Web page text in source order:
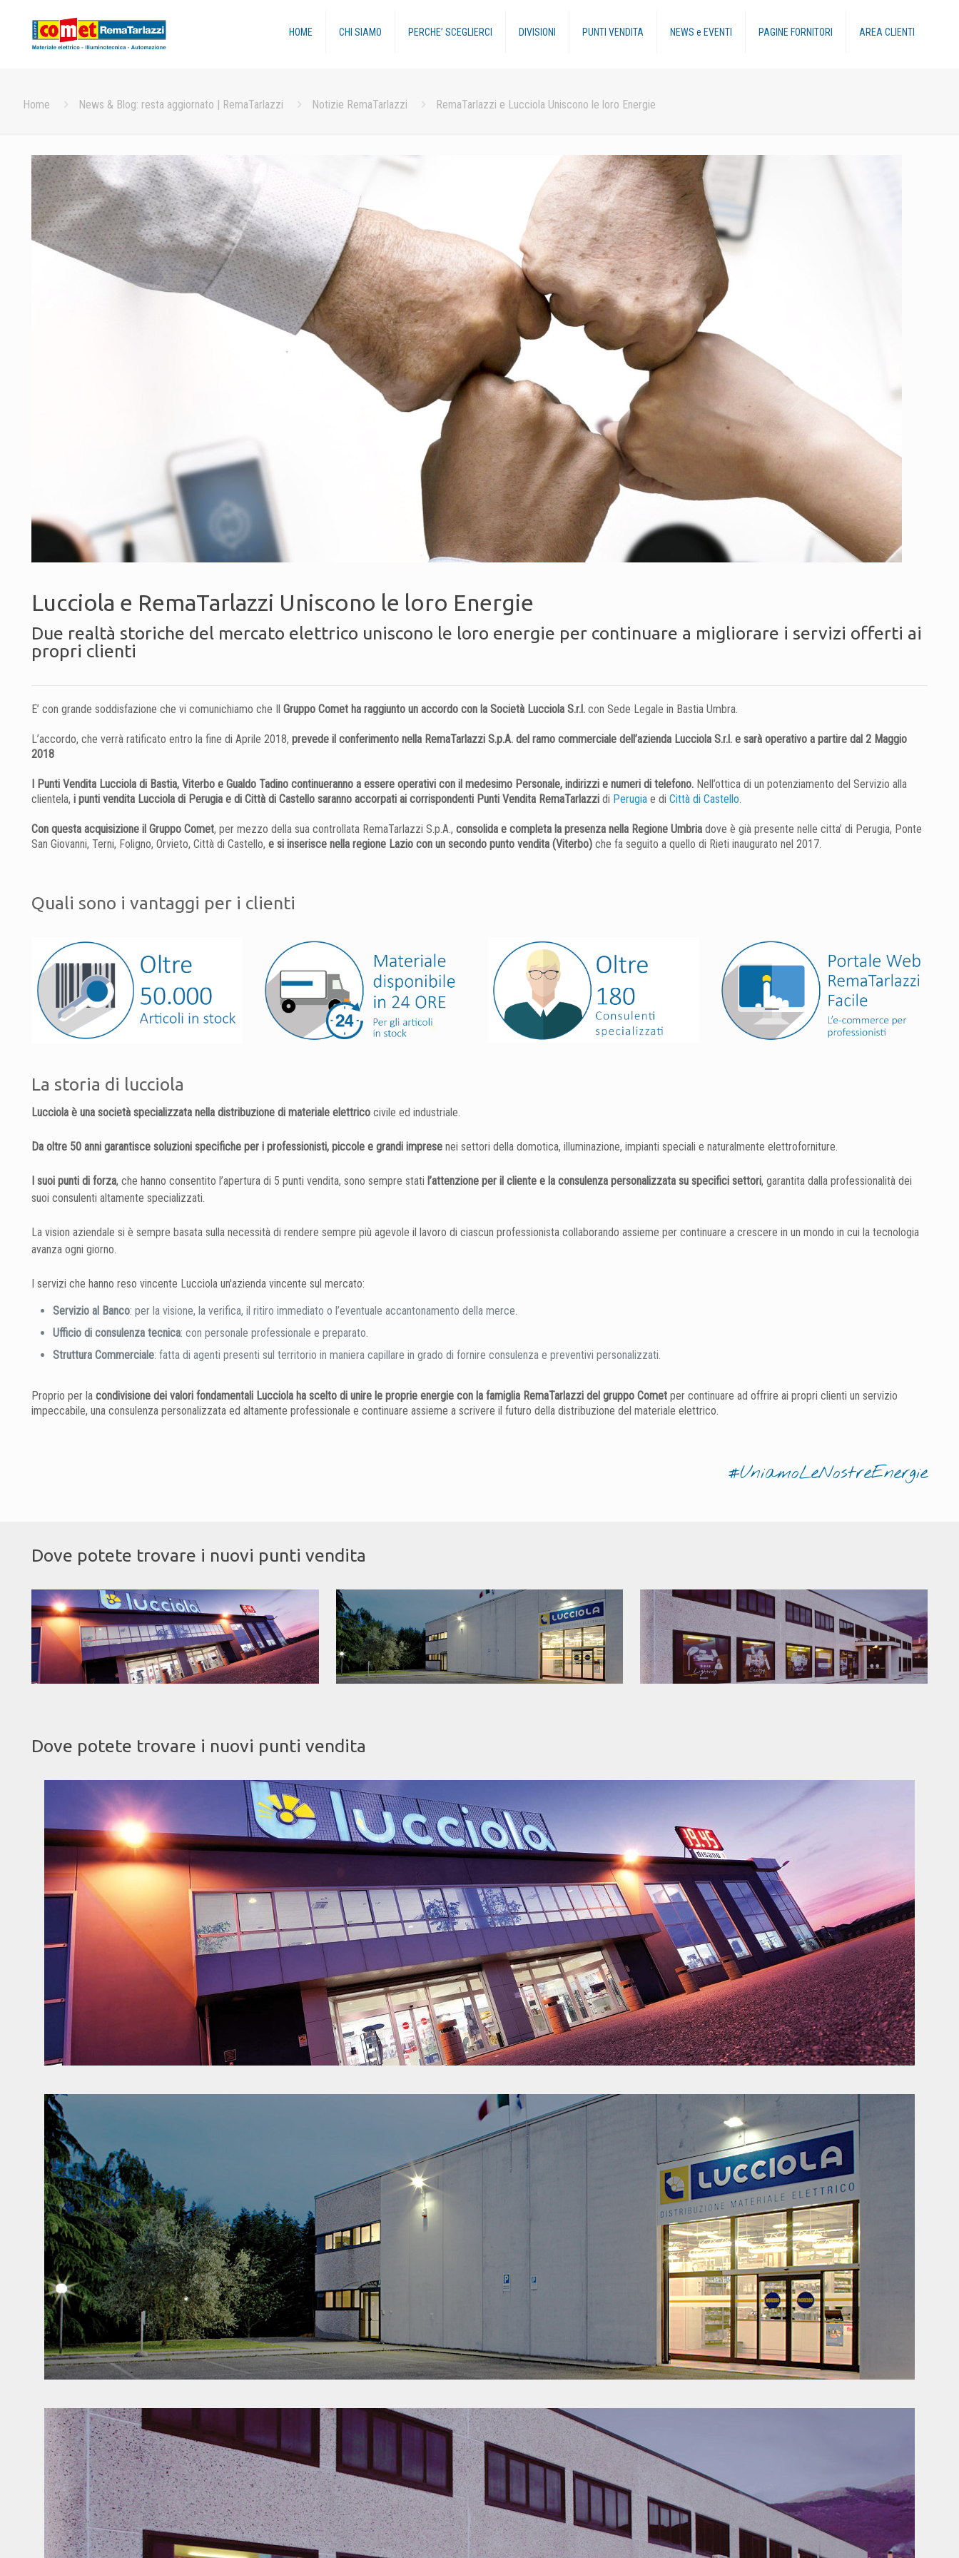
HOME CHI SIAMO PERCHE’ SCEGLIERCI DIVISIONI PUNTI VENDITA NEWS e EVENTI PAGINE FORNITORI AREA CLIENTI
Home News & Blog: resta aggiornato | RemaTarlazzi Notizie RemaTarlazzi RemaTarlazzi e Lucciola Uniscono le loro Energie
Lucciola e RemaTarlazzi Uniscono le loro Energie
Due realtà storiche del mercato elettrico uniscono le loro energie per continuare a migliorare i servizi offerti ai
propri clienti
E’ con grande soddisfazione che vi comunichiamo che Il Gruppo Comet ha raggiunto un accordo con la Società Lucciola S.r.l. con Sede Legale in Bastia Umbra.
L’accordo, che verrà ratificato entro la fine di Aprile 2018, prevede il conferimento nella RemaTarlazzi S.p.A. del ramo commerciale dell’azienda Lucciola S.r.l. e sarà operativo a partire dal 2 Maggio
2018
I Punti Vendita Lucciola di Bastia, Viterbo e Gualdo Tadino continueranno a essere operativi con il medesimo Personale, indirizzi e numeri di telefono. Nell’ottica di un potenziamento del Servizio alla
clientela, i punti vendita Lucciola di Perugia e di Città di Castello saranno accorpati ai corrispondenti Punti Vendita RemaTarlazzi di Perugia e di Città di Castello.
Con questa acquisizione il Gruppo Comet, per mezzo della sua controllata RemaTarlazzi S.p.A., consolida e completa la presenza nella Regione Umbria dove è già presente nelle citta’ di Perugia, Ponte
San Giovanni, Terni, Foligno, Orvieto, Città di Castello, e si inserisce nella regione Lazio con un secondo punto vendita (Viterbo) che fa seguito a quello di Rieti inaugurato nel 2017.
Quali sono i vantaggi per i clienti
La storia di lucciola
Lucciola è una società specializzata nella distribuzione di materiale elettrico civile ed industriale.
Da oltre 50 anni garantisce soluzioni specifiche per i professionisti, piccole e grandi imprese nei settori della domotica, illuminazione, impianti speciali e naturalmente elettroforniture.
I suoi punti di forza, che hanno consentito l’apertura di 5 punti vendita, sono sempre stati l’attenzione per il cliente e la consulenza personalizzata su specifici settori, garantita dalla professionalità dei
suoi consulenti altamente specializzati.
La vision aziendale si è sempre basata sulla necessità di rendere sempre più agevole il lavoro di ciascun professionista collaborando assieme per continuare a crescere in un mondo in cui la tecnologia
avanza ogni giorno.
I servizi che hanno reso vincente Lucciola un'azienda vincente sul mercato:
Servizio al Banco: per la visione, la verifica, il ritiro immediato o l’eventuale accantonamento della merce.
Ufficio di consulenza tecnica: con personale professionale e preparato.
Struttura Commerciale: fatta di agenti presenti sul territorio in maniera capillare in grado di fornire consulenza e preventivi personalizzati.
Proprio per la condivisione dei valori fondamentali Lucciola ha scelto di unire le proprie energie con la famiglia RemaTarlazzi del gruppo Comet per continuare ad offrire ai propri clienti un servizio
impeccabile, una consulenza personalizzata ed altamente professionale e continuare assieme a scrivere il futuro della distribuzione del materiale elettrico.
#UniamoLeNostreEnergie
Dove potete trovare i nuovi punti vendita
Dove potete trovare i nuovi punti vendita